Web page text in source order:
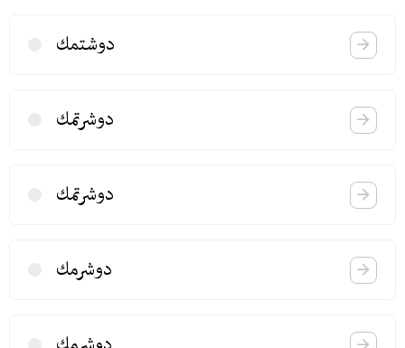
دوشتمك
دوشرتمك
دوشرتمك
دوشرمك